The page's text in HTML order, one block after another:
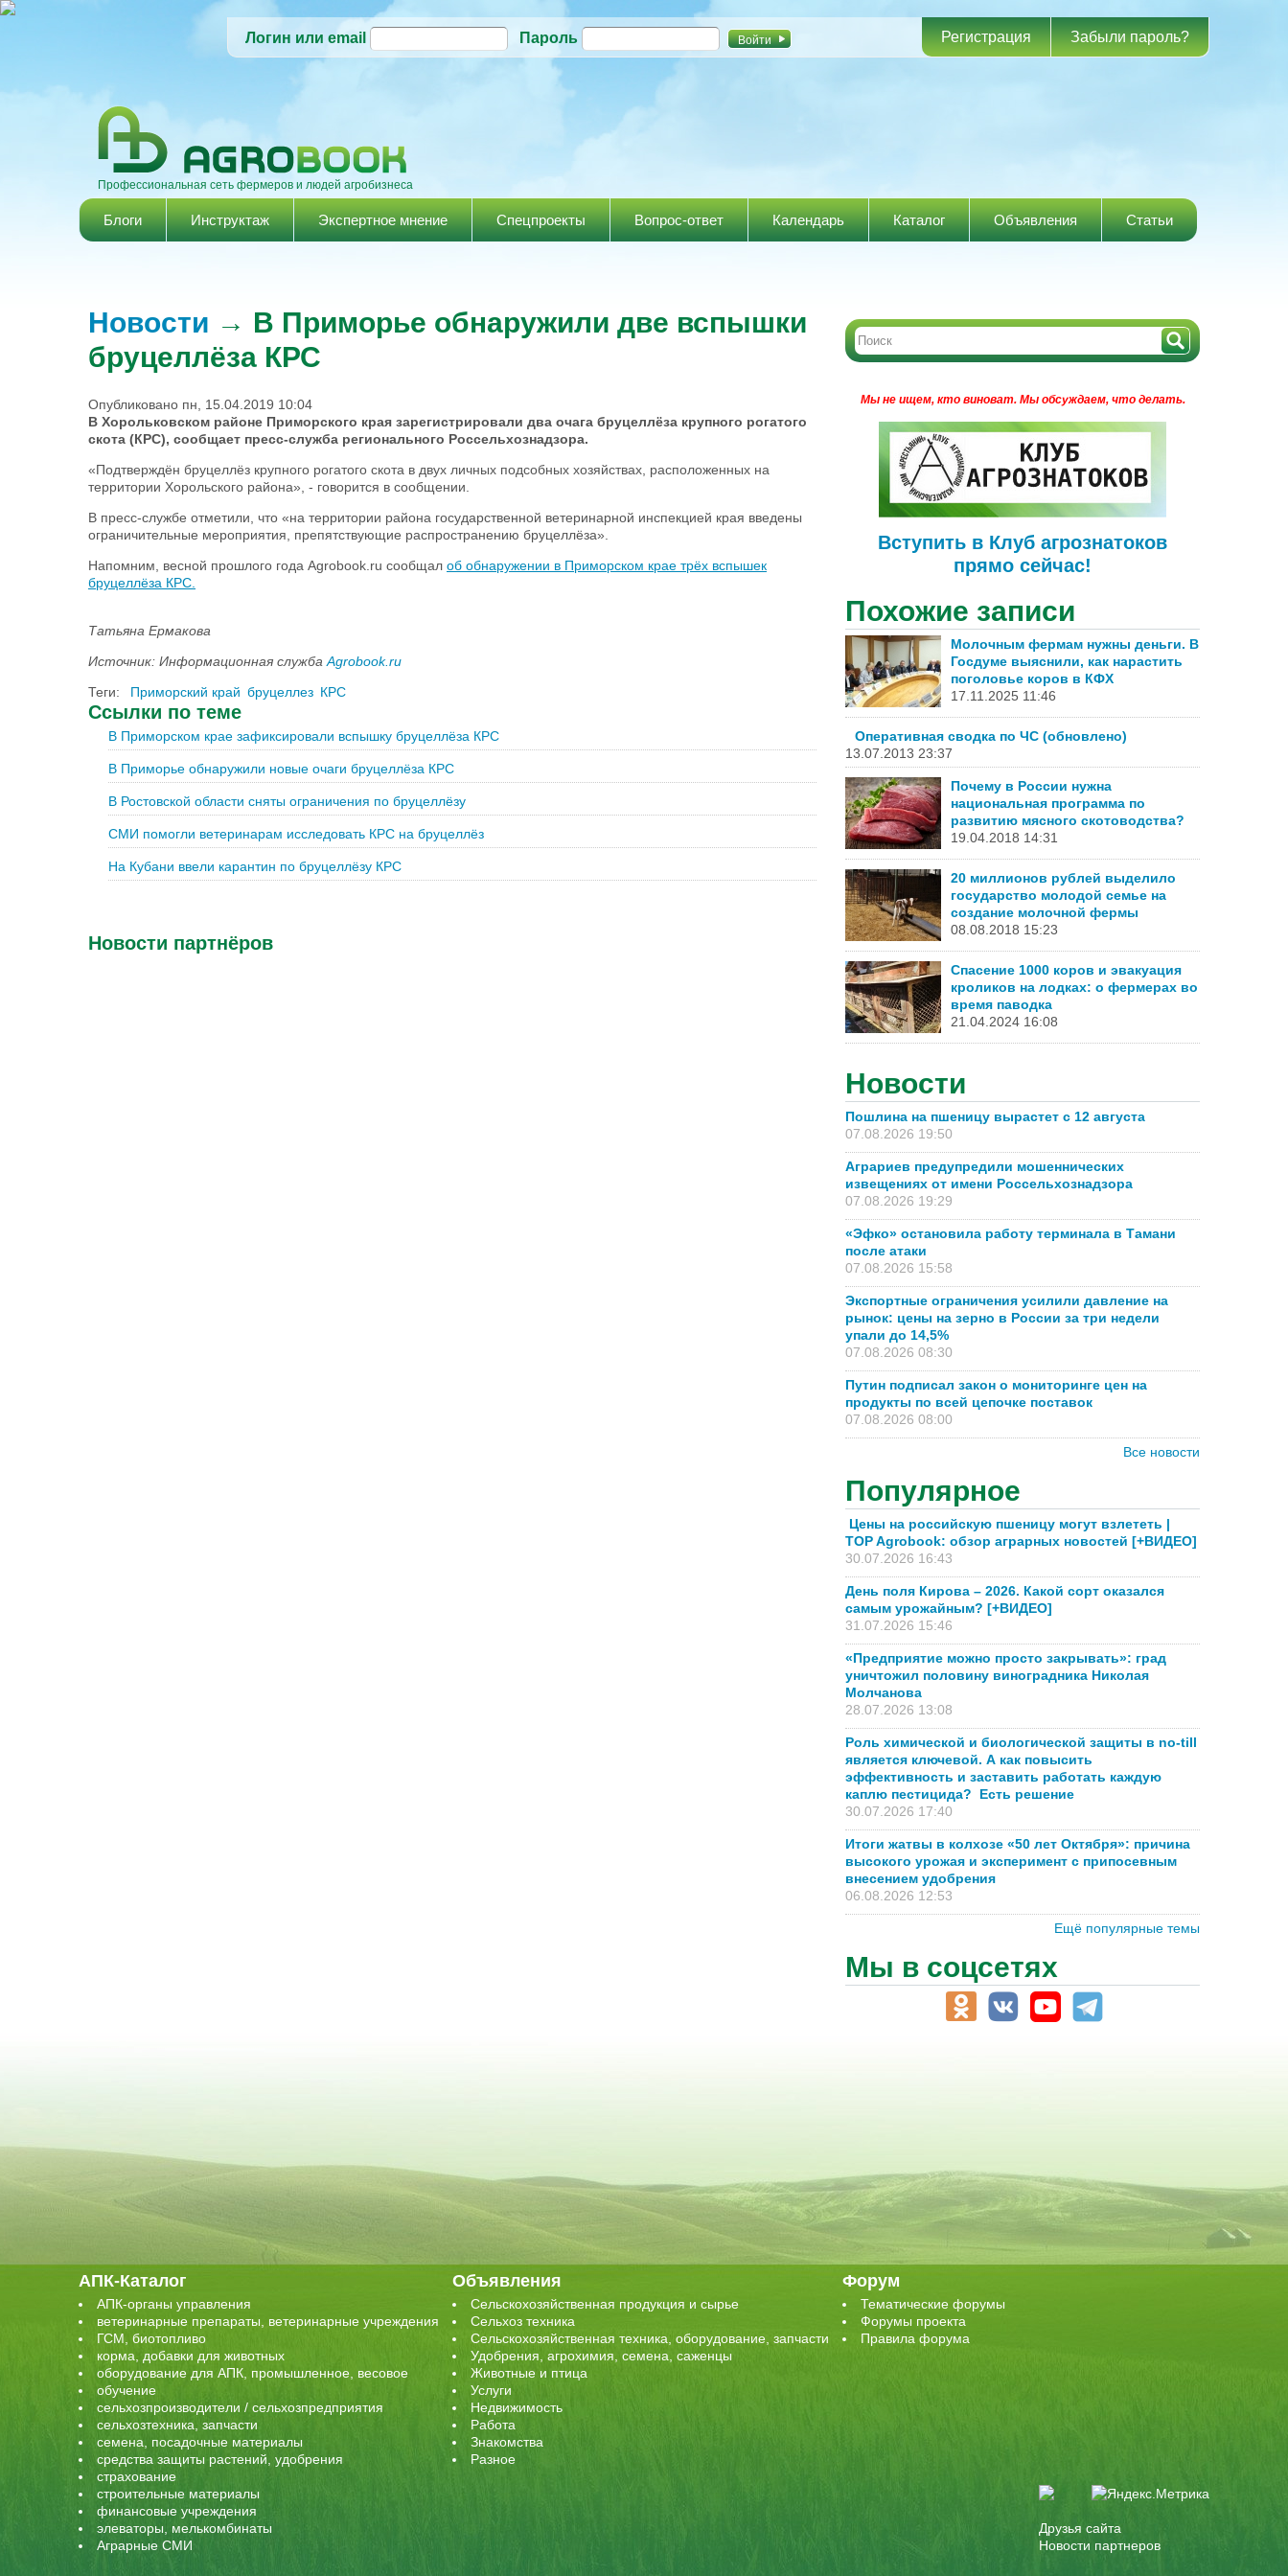
Перейти к
содержанию
Логин или email Пароль Регистрация Забыли пароль?
Профессиональная сеть фермеров и людей агробизнеса
Главное меню
Блоги Инструктаж Экспертное мнение Спецпроекты Вопрос-ответ Календарь Каталог Объявления Статьи
Новости → В Приморье обнаружили две вспышки
бруцеллёза КРС
Опубликовано пн, 15.04.2019 10:04
В Хорольковском районе Приморского края зарегистрировали два очага бруцеллёза крупного рогатого
скота (КРС), сообщает пресс-служба регионального Россельхознадзора.
«Подтверждён бруцеллёз крупного рогатого скота в двух личных подсобных хозяйствах, расположенных на
территории Хорольского района», - говорится в сообщении.
В пресс-службе отметили, что «на территории района государственной ветеринарной инспекцией края введены
ограничительные мероприятия, препятствующие распространению бруцеллёза».
Напомним, весной прошлого года Agrobook.ru сообщал об обнаружении в Приморском крае трёх вспышек
бруцеллёза КРС.
Татьяна Ермакова
Источник: Информационная служба Agrobook.ru
Теги:
Приморский край бруцеллез КРС
Ссылки по теме
В Приморском крае зафиксировали вспышку бруцеллёза КРС
В Приморье обнаружили новые очаги бруцеллёза КРС
В Ростовской области сняты ограничения по бруцеллёзу
СМИ помогли ветеринарам исследовать КРС на бруцеллёз
На Кубани ввели карантин по бруцеллёзу КРС
Новости партнёров
Мы не ищем, кто виноват. Мы обсуждаем, что делать.
Вступить в Клуб агрознатоков
прямо сейчас!
Похожие записи
Молочным фермам нужны деньги. В
Госдуме выяснили, как нарастить
поголовье коров в КФХ
17.11.2025 11:46
Оперативная сводка по ЧС (обновлено)
13.07.2013 23:37
Почему в России нужна
национальная программа по
развитию мясного скотоводства?
19.04.2018 14:31
20 миллионов рублей выделило
государство молодой семье на
создание молочной фермы
08.08.2018 15:23
Спасение 1000 коров и эвакуация
кроликов на лодках: о фермерах во
время паводка
21.04.2024 16:08
Новости
Пошлина на пшеницу вырастет с 12 августа
07.08.2026 19:50
Аграриев предупредили мошеннических
извещениях от имени Россельхознадзора
07.08.2026 19:29
«Эфко» остановила работу терминала в Тамани
после атаки
07.08.2026 15:58
Экспортные ограничения усилили давление на
рынок: цены на зерно в России за три недели
упали до 14,5%
07.08.2026 08:30
Путин подписал закон о мониторинге цен на
продукты по всей цепочке поставок
07.08.2026 08:00
Все новости
Популярное
Цены на российскую пшеницу могут взлететь |
TOP Agrobook: обзор аграрных новостей [+ВИДЕО]
30.07.2026 16:43
День поля Кирова – 2026. Какой сорт оказался
самым урожайным? [+ВИДЕО]
31.07.2026 15:46
«Предприятие можно просто закрывать»: град
уничтожил половину виноградника Николая
Молчанова
28.07.2026 13:08
Роль химической и биологической защиты в no-till
является ключевой. А как повысить
эффективность и заставить работать каждую
каплю пестицида? Есть решение
30.07.2026 17:40
Итоги жатвы в колхозе «50 лет Октября»: причина
высокого урожая и эксперимент с припосевным
внесением удобрения
06.08.2026 12:53
Ещё популярные темы
Мы в соцсетях
АПК-Каталог
АПК-органы управления
ветеринарные препараты, ветеринарные учреждения
ГСМ, биотопливо
корма, добавки для животных
оборудование для АПК, промышленное, весовое
обучение
сельхозпроизводители / сельхозпредприятия
сельхозтехника, запчасти
семена, посадочные материалы
средства защиты растений, удобрения
страхование
строительные материалы
финансовые учреждения
элеваторы, мелькомбинаты
Аграрные СМИ
Объявления
Сельскохозяйственная продукция и сырье
Сельхоз техника
Сельскохозяйственная техника, оборудование, запчасти
Удобрения, агрохимия, семена, саженцы
Животные и птица
Услуги
Недвижимость
Работа
Знакомства
Разное
Форум
Тематические форумы
Форумы проекта
Правила форума
Друзья сайта
Новости партнеров